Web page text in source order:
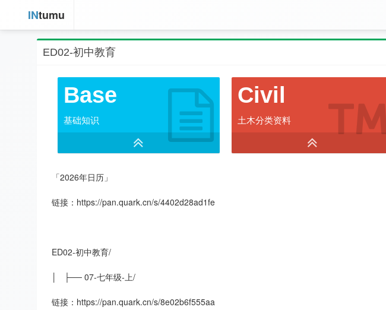
INtumu
ED02-初中教育
Base
基础知识
Civil
土木分类资料
「2026年日历」
链接：https://pan.quark.cn/s/4402d28ad1fe
ED02-初中教育/
│ ├── 07-七年级-上/
链接：https://pan.quark.cn/s/8e02b6f555aa